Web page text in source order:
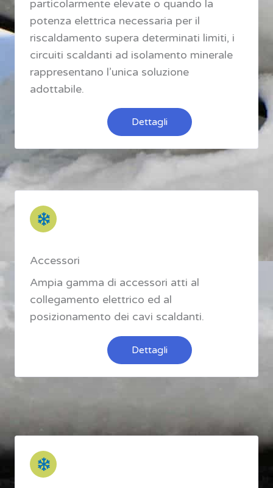
particolarmente elevate o quando la
potenza elettrica necessaria per il
riscaldamento supera determinati limiti, i
circuiti scaldanti ad isolamento minerale
rappresentano l’unica soluzione
adottabile.
Dettagli
Accessori
Ampia gamma di accessori atti al
collegamento elettrico ed al
posizionamento dei cavi scaldanti.
Dettagli